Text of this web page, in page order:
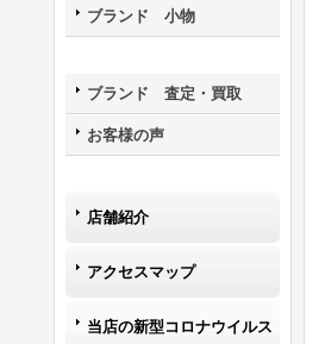
ブランド 小物
ブランド 査定・買取
お客様の声
店舗紹介
アクセスマップ
当店の新型コロナウイルス